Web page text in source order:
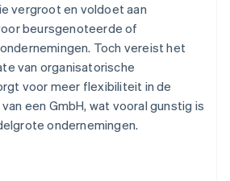
vergroot en voldoet aan
beursgenoteerde of
Toch vereist het
van organisatorische
voor meer flexibiliteit in de
een GmbH, wat vooral gunstig is
ondernemingen.